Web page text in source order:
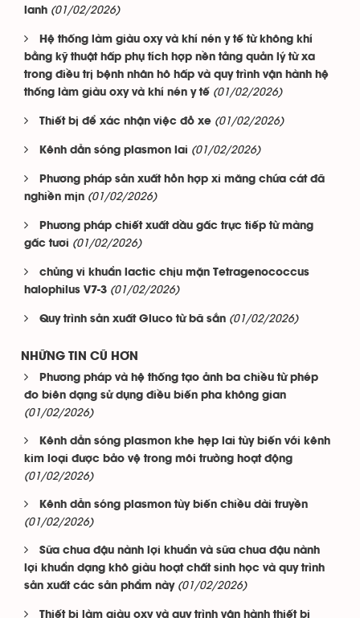
lanh (01/02/2026)
Hệ thống làm giàu oxy và khí nén y tế từ không khí
bằng kỹ thuật hấp phụ tích hợp nền tảng quản lý từ xa
trong điều trị bệnh nhân hô hấp và quy trình vận hành hệ
thống làm giàu oxy và khí nén y tế (01/02/2026)
Thiết bị để xác nhận việc đỗ xe (01/02/2026)
Kênh dẫn sóng plasmon lai (01/02/2026)
Phương pháp sản xuất hỗn hợp xi măng chứa cát đã
nghiền mịn (01/02/2026)
Phương pháp chiết xuất dầu gấc trực tiếp từ màng
gấc tươi (01/02/2026)
chủng vi khuẩn lactic chịu mặn Tetragenococcus
halophilus V7-3 (01/02/2026)
Quy trình sản xuất Gluco từ bã sắn (01/02/2026)
NHỮNG TIN CŨ HƠN
Phương pháp và hệ thống tạo ảnh ba chiều từ phép
đo biên dạng sử dụng điều biến pha không gian
(01/02/2026)
Kênh dẫn sóng plasmon khe hẹp lai tùy biến với kênh
kim loại được bảo vệ trong môi trường hoạt động
(01/02/2026)
Kênh dẫn sóng plasmon tùy biến chiều dài truyền
(01/02/2026)
Sữa chua đậu nành lợi khuẩn và sữa chua đậu nành
lợi khuẩn dạng khô giàu hoạt chất sinh học và quy trình
sản xuất các sản phẩm này (01/02/2026)
Thiết bị làm giàu oxy và quy trình vận hành thiết bị